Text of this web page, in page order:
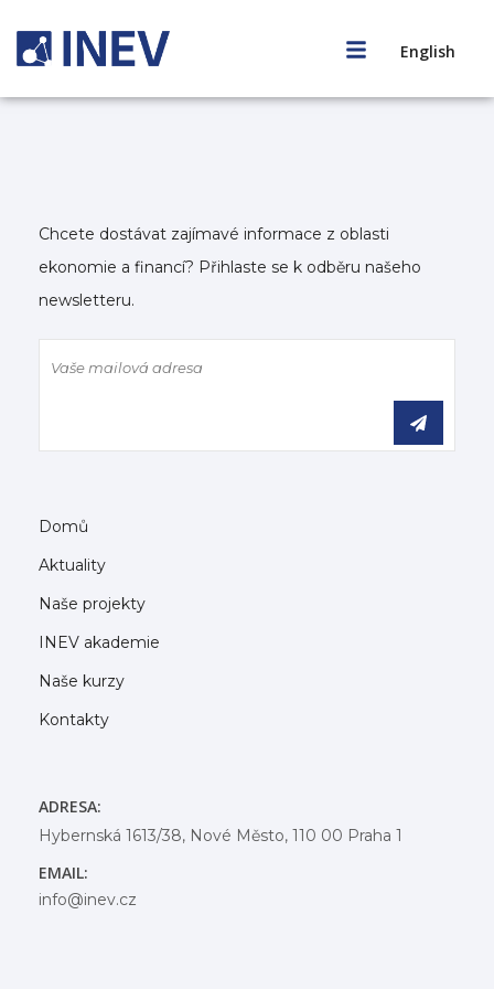
English
Chcete dostávat zajímavé informace z oblasti
ekonomie a financí? Přihlaste se k odběru našeho
newsletteru.
Domů
Aktuality
Naše projekty
INEV akademie
Naše kurzy
Kontakty
ADRESA:
Hybernská 1613/38, Nové Město, 110 00 Praha 1
EMAIL:
info@inev.cz